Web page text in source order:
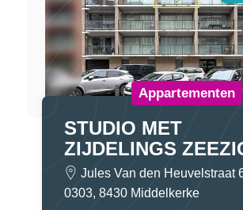
Appartementen
STUDIO MET
ZIJDELINGS
Jules Van den Heuvelstraat
0303, 8430 Middelkerke